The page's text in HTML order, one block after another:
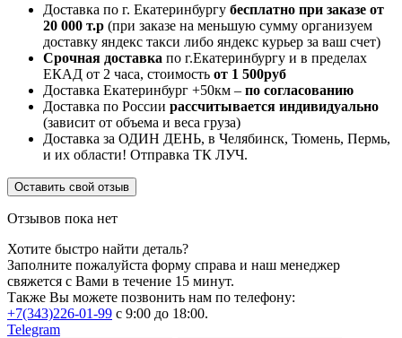
Доставка по г. Екатеринбургу бесплатно при заказе от
20 000 т.р (при заказе на меньшую сумму организуем
доставку яндекс такси либо яндекс курьер за ваш счет)
Срочная доставка по г.Екатеринбургу и в пределах
ЕКАД от 2 часа, стоимость от 1 500руб
Доставка Екатеринбург +50км – по согласованию
Доставка по России рассчитывается индивидуально
(зависит от объема и веса груза)
Доставка за ОДИН ДЕНЬ, в Челябинск, Тюмень, Пермь,
и их области! Отправка ТК ЛУЧ.
Оставить свой отзыв
Отзывов пока нет
Хотите быстро найти деталь?
Заполните пожалуйста форму справа и наш менеджер
свяжется с Вами в течение 15 минут.
Также Вы можете позвонить нам по телефону:
+7(343)226-01-99 с 9:00 до 18:00.
Telegram